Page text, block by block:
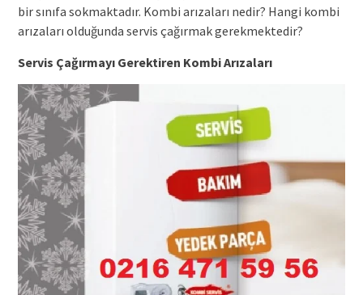
bir sınıfa sokmaktadır. Kombi arızaları nedir? Hangi kombi
arızaları olduğunda servis çağırmak gerekmektedir?
Servis Çağırmayı Gerektiren Kombi Arızaları